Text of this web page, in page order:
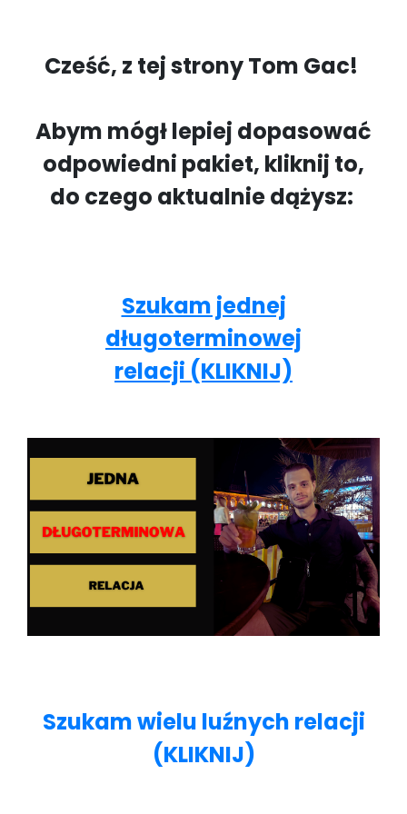
Cześć, z tej strony Tom Gac!
Abym mógł lepiej dopasować
odpowiedni pakiet, kliknij to,
do czego aktualnie dążysz:
Szukam jednej
długoterminowej
relacji (KLIKNIJ)
Szukam wielu luźnych relacji
(KLIKNIJ)